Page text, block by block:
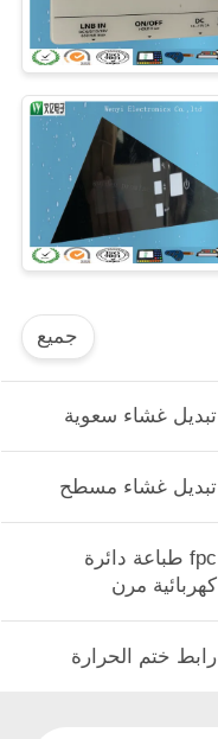
جميع
تبديل غشاء سعوية
تبديل غشاء مسطح
fpc طباعة دائرة
كهربائية مرن
رابط ختم الحرارة